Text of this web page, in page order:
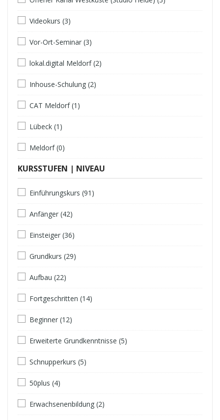
Videokurs (3)
Vor-Ort-Seminar (3)
lokal.digital Meldorf (2)
Inhouse-Schulung (2)
CAT Meldorf (1)
Lübeck (1)
Meldorf (0)
KURSSTUFEN | NIVEAU
Einführungskurs (91)
Anfänger (42)
Einsteiger (36)
Grundkurs (29)
Aufbau (22)
Fortgeschritten (14)
Beginner (12)
Erweiterte Grundkenntnisse (5)
Schnupperkurs (5)
50plus (4)
Erwachsenenbildung (2)